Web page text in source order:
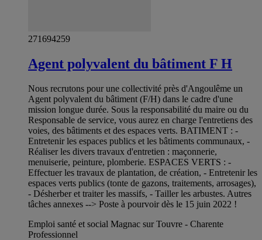
271694259
Agent polyvalent du bâtiment F H
Nous recrutons pour une collectivité près d'Angoulême un
Agent polyvalent du bâtiment (F/H) dans le cadre d'une
mission longue durée. Sous la responsabilité du maire ou du
Responsable de service, vous aurez en charge l'entretiens des
voies, des bâtiments et des espaces verts. BATIMENT : -
Entretenir les espaces publics et les bâtiments communaux, -
Réaliser les divers travaux d'entretien : maçonnerie,
menuiserie, peinture, plomberie. ESPACES VERTS : -
Effectuer les travaux de plantation, de création, - Entretenir les
espaces verts publics (tonte de gazons, traitements, arrosages),
- Désherber et traiter les massifs, - Tailler les arbustes. Autres
tâches annexes --> Poste à pourvoir dès le 15 juin 2022 !
Emploi santé et social Magnac sur Touvre - Charente
Professionnel